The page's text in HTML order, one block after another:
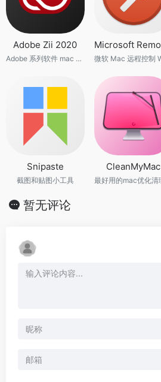
Adobe Zii 2020
Adobe 系列软件 mac os 激活工具
Snipaste
截图和贴图小工具
CleanMyMac
暂无评论